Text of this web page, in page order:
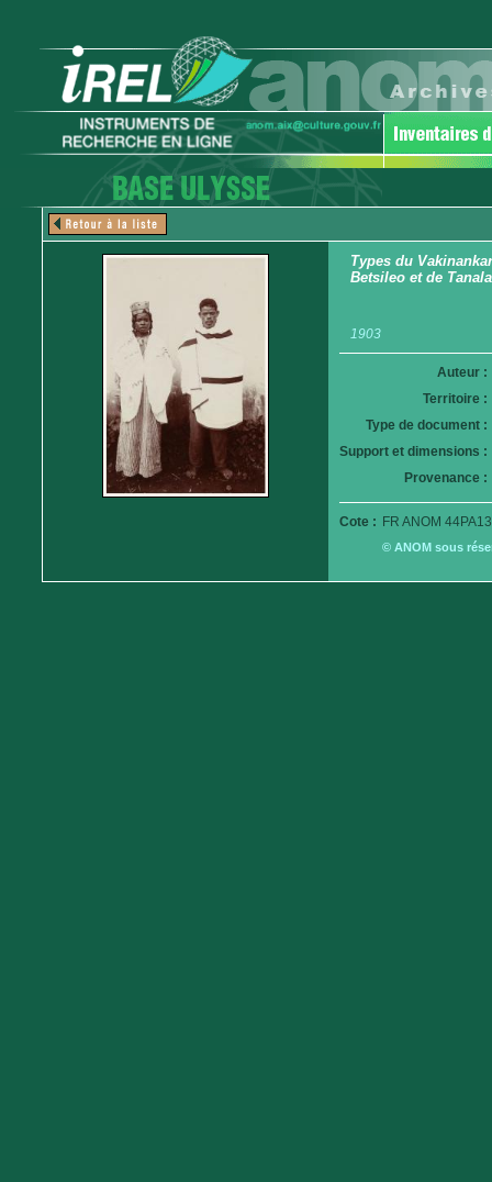
Types du
Betsileo et de Tanala
1903
Auteur :
Territoire :
Type de document :
Support et dimensions :
Provenance :
Cote : FR ANOM
© ANOM sous